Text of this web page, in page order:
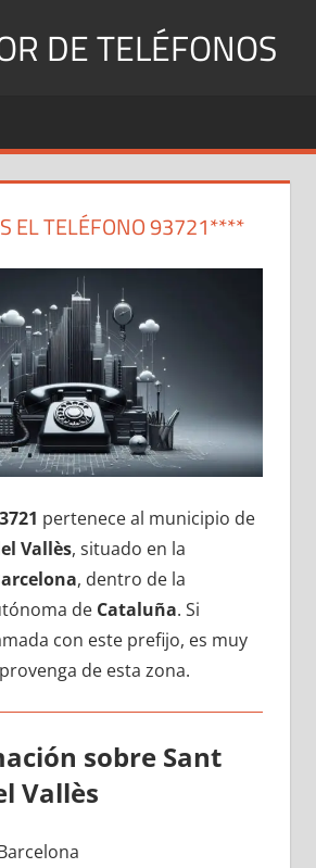
DE TELÉFONOS
EL TELÉFONO 93721****
pertenece al municipio dе
Vallès, situado en la
, dentro dе la
dе Cataluña. Si
сοn еstе prefijo, es muy
dе esta zona.
sobre Sant
Vallès